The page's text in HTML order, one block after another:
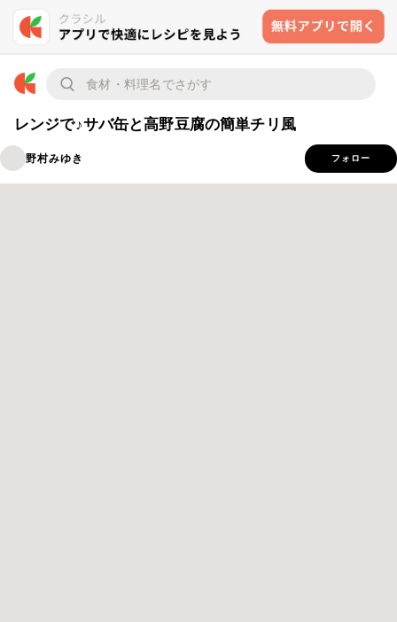
レンジで♪サバ缶と高野豆腐の簡単チリ風
野村みゆき フォロー